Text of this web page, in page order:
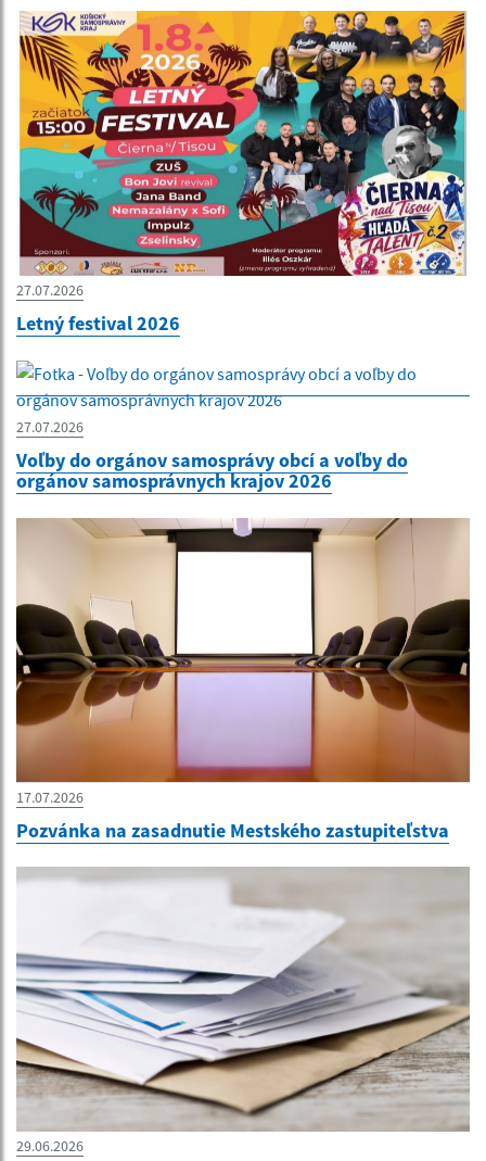
27.07.2026
Letný festival 2026
27.07.2026
Voľby do orgánov samosprávy obcí a voľby do
orgánov samosprávnych krajov 2026
17.07.2026
Pozvánka na zasadnutie Mestského zastupiteľstva
29.06.2026